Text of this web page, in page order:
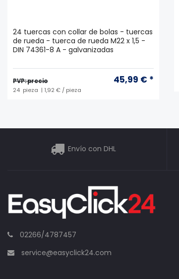
24 tuercas con collar de bolas - tuercas
de rueda - tuerca de rueda M22 x 1,5 -
DIN 74361-8 A - galvanizadas
PVP: precio 45,99 € *
24 pieza | 1,92 € / pieza
Envío con DHL
02266/4787457
service@easyclick24.com